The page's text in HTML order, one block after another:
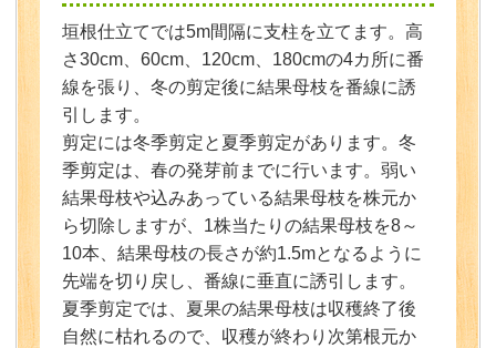
垣根仕立てでは5m間隔に支柱を立てます。高
さ30cm、60cm、120cm、180cmの4カ所に番
線を張り、冬の剪定後に結果母枝を番線に誘
引します。
剪定には冬季剪定と夏季剪定があります。冬
季剪定は、春の発芽前までに行います。弱い
結果母枝や込みあっている結果母枝を株元か
ら切除しますが、1株当たりの結果母枝を8～
10本、結果母枝の長さが約1.5mとなるように
先端を切り戻し、番線に垂直に誘引します。
夏季剪定では、夏果の結果母枝は収穫終了後
自然に枯れるので、収穫が終わり次第根元か